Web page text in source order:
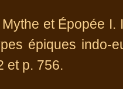
et Épopée
épiques indo-
et p. 756.